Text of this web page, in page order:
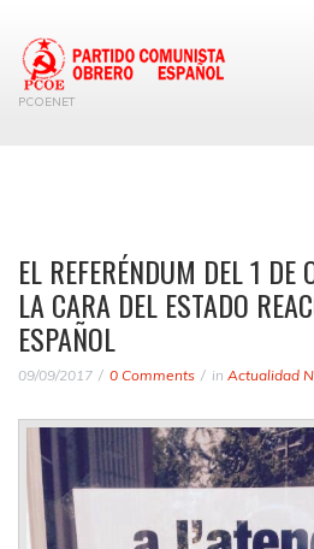
PCOENET
EL REFERÉNDUM DEL 1 DE
LA CARA DEL ESTADO
ESPAÑOL
09/09/2017 0 Comments in Actualidad